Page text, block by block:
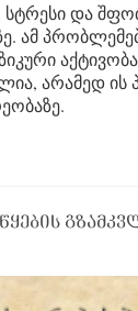
და
ამ
არამედ ის